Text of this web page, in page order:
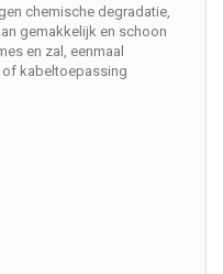
chemische degradatie,
gemakkelijk en schoon
en zal, eenmaal
of kabeltoepassing